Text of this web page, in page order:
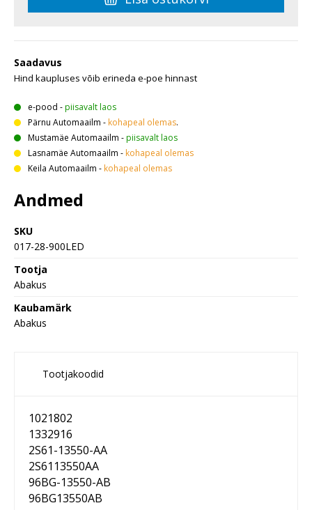
Saadavus
Hind kaupluses võib erineda e-poe hinnast
e-pood -piisavalt laos
Pärnu Automaailm - kohapeal olemas.
Mustamäe Automaailm -piisavalt laos
Lasnamäe Automaailm - kohapeal olemas
Keila Automaailm - kohapeal olemas
Andmed
SKU
017-28-900LED
Tootja
Abakus
Kaubamärk
Abakus
Tootjakoodid
1021802
1332916
2S61-13550-AA
2S6113550AA
96BG-13550-AB
96BG13550AB